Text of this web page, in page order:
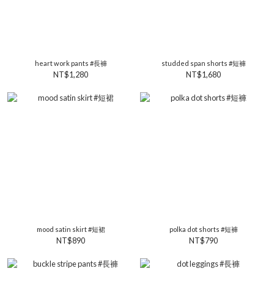
heart work pants #長褲
NT$1,280
studded span shorts #短褲
NT$1,680
mood satin skirt #短裙
NT$890
polka dot shorts #短褲
NT$790